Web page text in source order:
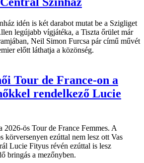
idén is két darabot mutat be a Szigliget
legújabb vígjátéka, a Tiszta őrület már
Neil Simon Furcsa pár című művét
előtt láthatja a közönség.
Tour de France-on a
rendelkező Lucie
2026-ös Tour de France Femmes. A
körversenyen ezúttal nem lesz ott Vas
Lucie Fityus révén ezúttal is lesz
bringás a mezőnyben.